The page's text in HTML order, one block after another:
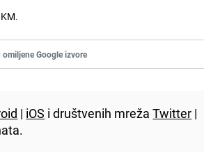
Google izvore
| iOS i društvenih mrežaTwitter |